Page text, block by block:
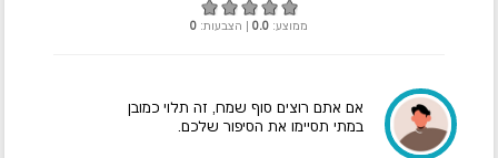
ממוצע: 0.0 | הצבעות: 0
אם אתם רוצים סוף שמח, זה תלוי כמובן
במתי תסיימו את הסיפור שלכם.